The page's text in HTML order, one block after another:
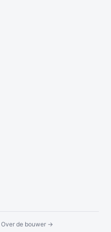
Over de bouwer →